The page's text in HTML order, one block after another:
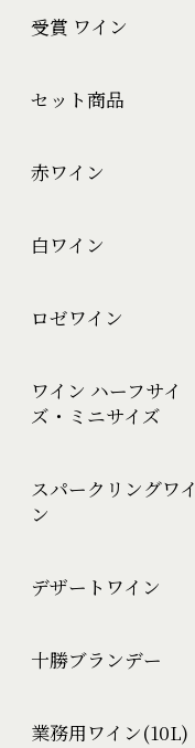
受賞 ワイン
セット商品
赤ワイン
白ワイン
ロゼワイン
ワイン ハーフサイ
ズ・ミニサイズ
スパークリングワイ
ン
デザートワイン
十勝ブランデー
業務用ワイン(10L)